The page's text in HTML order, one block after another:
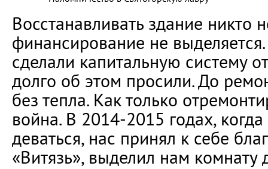
Восстанавливать здание никто
финансирование не
сделали капитальную систему
долго об этом просили. До
без тепла. Как только
война. В 2014-2015 годах,
деваться, нас принял к себе
«Витязь», выделил нам комнату